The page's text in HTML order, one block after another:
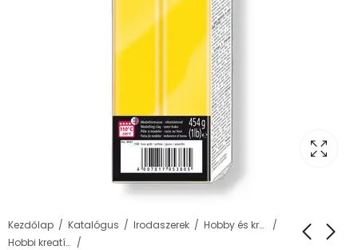
Kezdőlap Katalógus Irodaszerek
Hobby és kreatív termékek
Hobbi kreatív gyurma